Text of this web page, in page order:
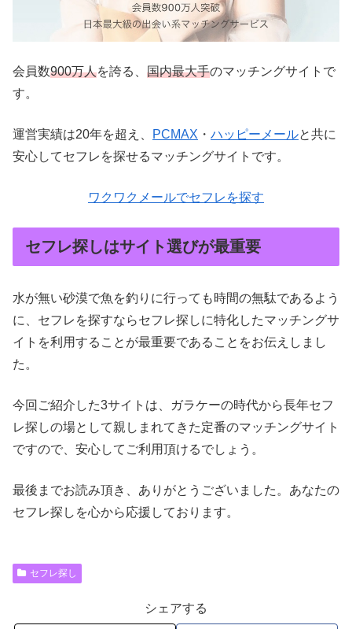
会員数900万人を誇る、 国内最大手のマッチングサイトで
す。
運営実績は20年を超え、 PCMAX ・ ハッピーメールと共に
安心してセフレを探せるマッチングサイトです。
ワクワクメールでセフレを探す
セフレ探しはサイト選びが最重要
水が無い砂漠で魚を釣りに行っても時間の無駄であるよう
に、セフレを探すならセフレ探しに特化したマッチングサ
イトを利用することが最重要であることをお伝えしまし
た。
今回ご紹介した3サイトは、ガラケーの時代から長年セフ
レ探しの場として親しまれてきた定番のマッチングサイト
ですので、安心してご利用頂けるでしょう。
最後までお読み頂き、ありがとうございました。あなたの
セフレ探しを心から応援しております。
セフレ探し
シェアする